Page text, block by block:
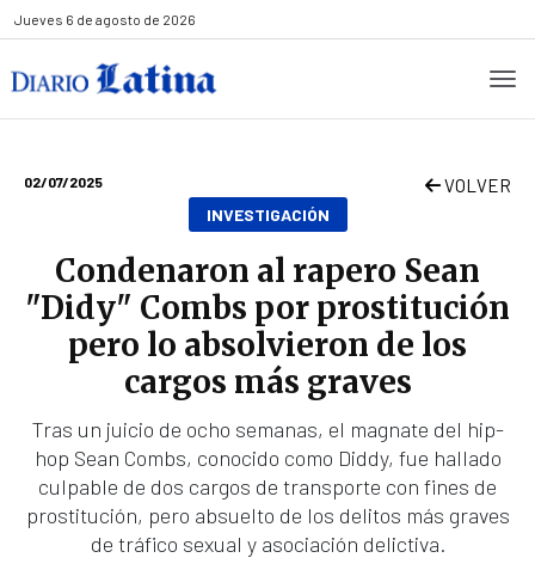
Jueves 6 de agosto de 2026
02/07/2025 VOLVER
INVESTIGACIÓN
Condenaron al rapero Sean
"Didy" Combs por prostitución
pero lo absolvieron de los
cargos más graves
Tras un juicio de ocho semanas, el magnate del hip-
hop Sean Combs, conocido como Diddy, fue hallado
culpable de dos cargos de transporte con fines de
prostitución, pero absuelto de los delitos más graves
de tráfico sexual y asociación delictiva.